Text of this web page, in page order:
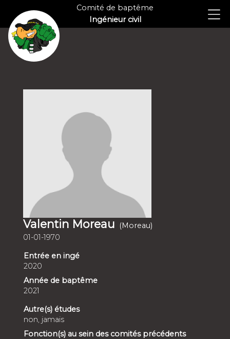
Comité de baptême
Ingénieur civil
Valentin Moreau
(Moreau)
01-01-1970
Entrée en ingé
2020
Année de baptême
2021
Autre(s) études
non, jamais
Fonction(s) au sein des comités précédents